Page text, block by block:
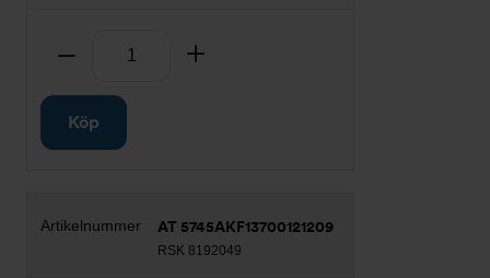
Ta bort
Köp
AT 5745AKF13700121209
RSK 8192049